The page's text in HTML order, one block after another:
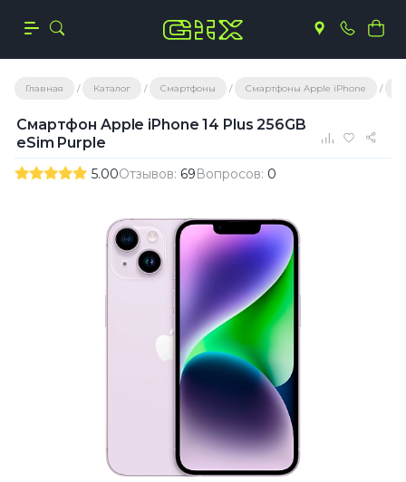
Главная Каталог Смартфоны Смартфоны Apple iPhone
Смартфон Apple iPhone 14 Plus 256GB
eSim Purple
5.00Отзывов: 69Вопросов: 0